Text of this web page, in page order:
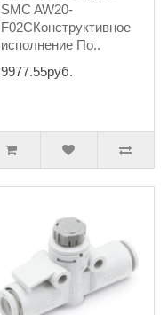
SMC AW20-
F02СКонструктивное
исполнение По..
9977.55руб.